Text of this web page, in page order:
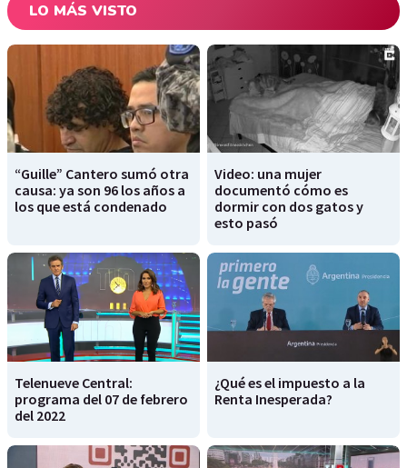
LO MÁS VISTO
“Guille” Cantero sumó otra
causa: ya son 96 los años a
los que está condenado
Video: una mujer
documentó cómo es
dormir con dos gatos y
esto pasó
Telenueve Central:
programa del 07 de febrero
del 2022
¿Qué es el impuesto a la
Renta Inesperada?